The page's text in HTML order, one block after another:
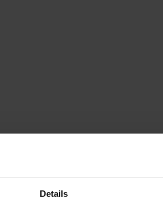
Details